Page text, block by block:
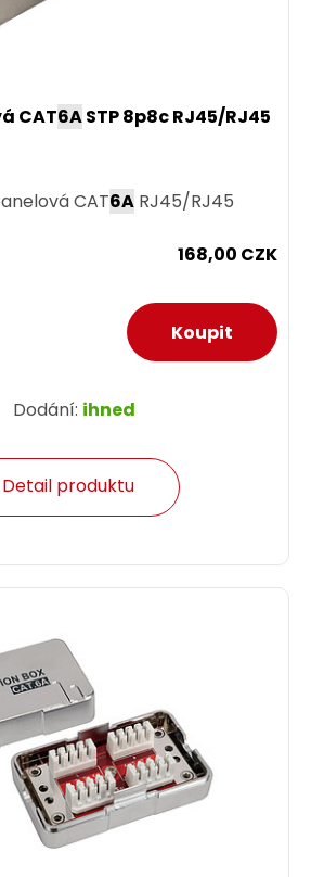
CAT6ASTP 8p8c RJ45/RJ45
CAT6A RJ45/RJ45
168,00 CZK
Dodání: ihned
Detail produktu